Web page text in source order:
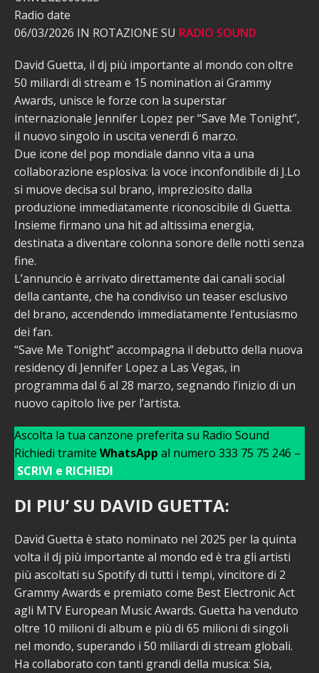
Radio date
06/03/2026 IN ROTAZIONE SU RADIO SOUND
David Guetta, il dj più importante al mondo con oltre
50 miliardi di stream e 15 nomination ai Grammy
Awards, unisce le forze con la superstar
internazionale Jennifer Lopez per “Save Me Tonight”,
il nuovo singolo in uscita venerdì 6 marzo.
Due icone del pop mondiale danno vita a una
collaborazione esplosiva: la voce inconfondibile di J.Lo
si muove decisa sul brano, impreziosito dalla
produzione immediatamente riconoscibile di Guetta.
Insieme firmano una hit ad altissima energia,
destinata a diventare colonna sonore delle notti senza
fine.
L’annuncio è arrivato direttamente dai canali social
della cantante, che ha condiviso un teaser esclusivo
del brano, accendendo immediatamente l’entusiasmo
dei fan.
“Save Me Tonight” accompagna il debutto della nuova
residency di Jennifer Lopez a Las Vegas, in
programma dal 6 al 28 marzo, segnando l’inizio di un
nuovo capitolo live per l’artista.
Ascolta la tua canzone preferita su Radio Sound
Richiedi tramite WhatsApp al numero 333 75 75 246 –
SCRIVI e RICHIEDI
DI PIU’ SU DAVID GUETTA:
David Guetta è stato nominato nel 2025 per la quinta
volta il dj più importante al mondo ed è tra gli artisti
più ascoltati su Spotify di tutti i tempi, vincitore di 2
Grammy Awards e premiato come Best Electronic Act
agli MTV European Music Awards. Guetta ha venduto
oltre 10 milioni di album e più di 65 milioni di singoli
nel mondo, superando i 50 miliardi di stream globali.
Ha collaborato con tanti grandi della musica: Sia,